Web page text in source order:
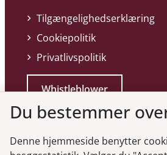
Tilgængelighedserklæring
Cookiepolitik
Privatlivspolitik
Whistleblower
Du bestemmer
Denne hjemmeside benytter